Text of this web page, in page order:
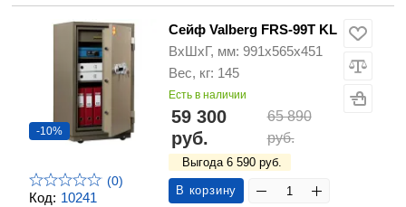
Код: 10241
-10%
(0)
Сейф Valberg FRS-99T KL
ВхШхГ, мм: 991х565х451
Вес, кг: 145
Есть в наличии
59 300
руб.
65 890
руб.
Выгода 6 590 руб.
В корзину